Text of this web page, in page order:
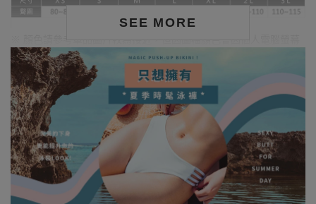
SEE MORE
設定差異略有不同，請以實際商品顏色為準。